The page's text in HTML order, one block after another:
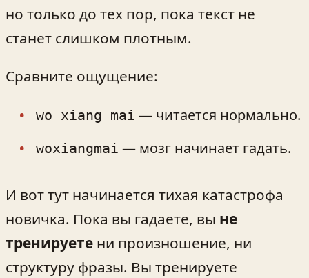
но только до тех пор, пока текст не
станет слишком плотным.
Сравните ощущение:
wo xiang mai — читается нормально.
woxiangmai — мозг начинает гадать.
И вот тут начинается тихая катастрофа
новичка. Пока вы гадаете, вы не
тренируете ни произношение, ни
структуру фразы. Вы тренируете